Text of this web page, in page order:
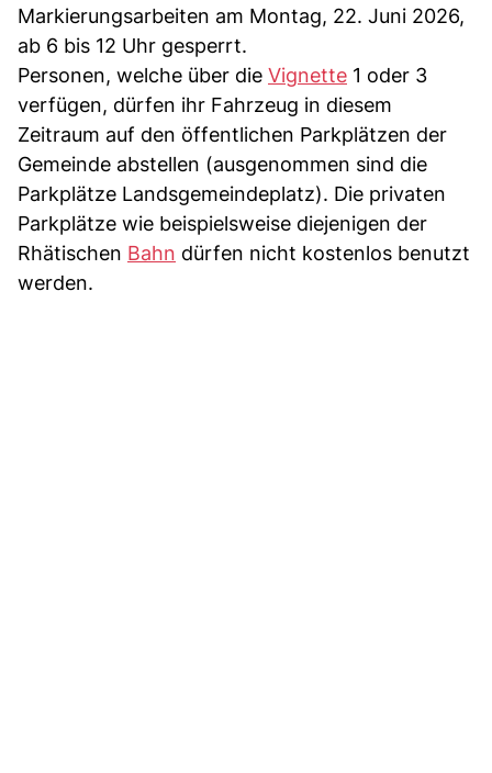
Markierungsarbeiten am Montag, 22. Juni 2026,
ab 6 bis 12 Uhr gesperrt.
Personen, welche über die Vignette 1 oder 3
verfügen, dürfen ihr Fahrzeug in diesem
Zeitraum auf den öffentlichen Parkplätzen der
Gemeinde abstellen (ausgenommen sind die
Parkplätze Landsgemeindeplatz). Die privaten
Parkplätze wie beispielsweise diejenigen der
Rhätischen Bahn dürfen nicht kostenlos benutzt
werden.